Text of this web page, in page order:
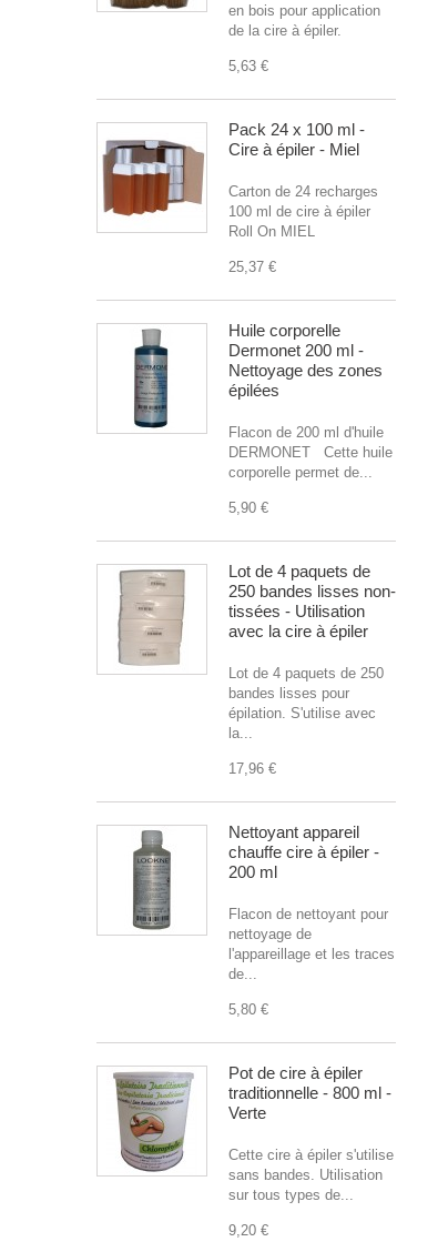
en bois pour application
de la cire à épiler.
5,63 €
Pack 24 x 100 ml -
Cire à épiler - Miel
Carton de 24 recharges
100 ml de cire à épiler
Roll On MIEL
25,37 €
Huile corporelle
Dermonet 200 ml -
Nettoyage des zones
épilées
Flacon de 200 ml d'huile
DERMONET Cette huile
corporelle permet de...
5,90 €
Lot de 4 paquets de
250 bandes lisses non-
tissées - Utilisation
avec la cire à épiler
Lot de 4 paquets de 250
bandes lisses pour
épilation. S'utilise avec
la...
17,96 €
Nettoyant appareil
chauffe cire à épiler -
200 ml
Flacon de nettoyant pour
nettoyage de
l'appareillage et les traces
de...
5,80 €
Pot de cire à épiler
traditionnelle - 800 ml -
Verte
Cette cire à épiler s'utilise
sans bandes. Utilisation
sur tous types de...
9,20 €